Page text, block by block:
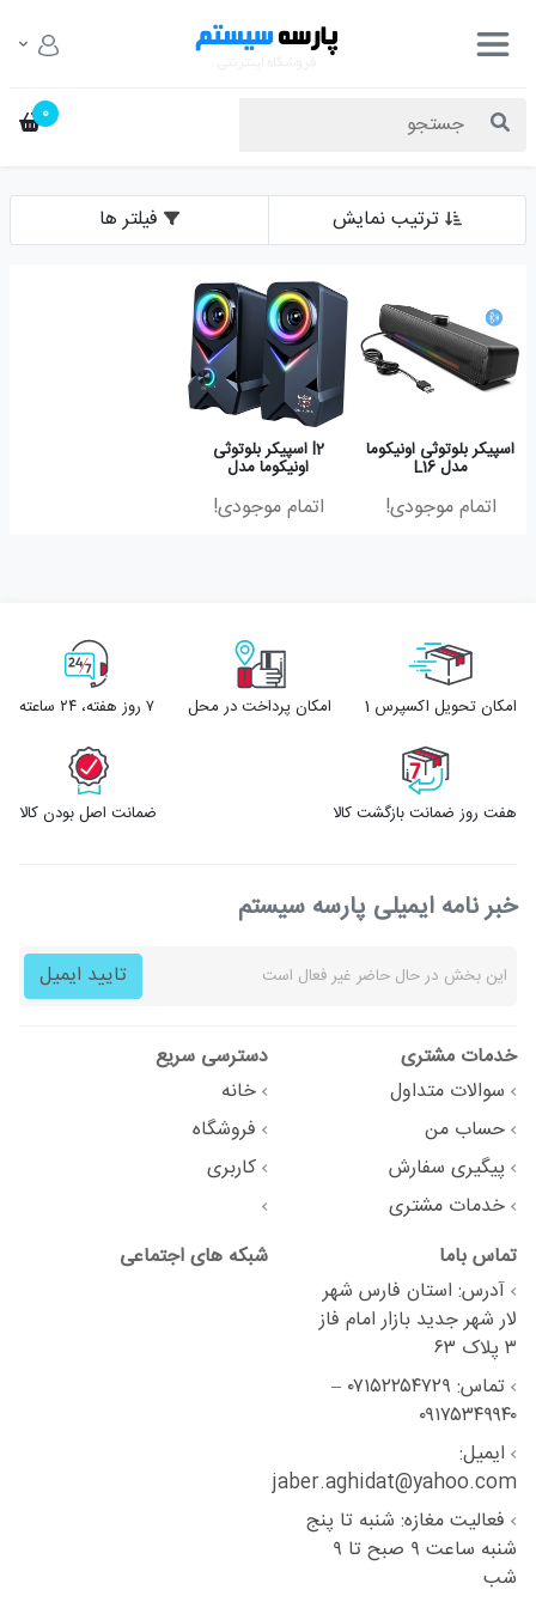
0
ترتیب نمایش فیلتر ها
اسپیکر بلوتوثی اونیکوما
مدل L16
اتمام موجودی!
l2 اسپیکر بلوتوثی
اونیکوما مدل
اتمام موجودی!
امکان تحویل اکسپرس 1 امکان پرداخت در محل ۷ روز ﻫﻔﺘﻪ، ۲۴ ﺳﺎﻋﺘﻪ
هفت روز ضمانت بازگشت کالا ضمانت اصل بودن کالا
خبر نامه ایمیلی پارسه سیستم
تایید ایمیل
خدمات مشتری
سوالات متداول
حساب من
پیگیری سفارش
خدمات مشتری
دسترسی سریع
خانه
فروشگاه
کاربری
تماس باما
آدرس: استان فارس شهر
لار شهر جدید بازار امام فاز
۳ پلاک ۶۳
تماس: ۰۷۱۵۲۲۵۴۷۲۹ –
۰۹۱۷۵۳۴۹۹۴۰
ایمیل:
jaber.aghidat@yahoo.com
فعالیت مغازه: شنبه تا پنج
شنبه ساعت ۹ صبح تا ۹
شب
شبکه های اجتماعی